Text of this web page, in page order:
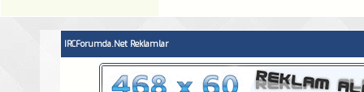
IRCForumda.Net Reklamlar